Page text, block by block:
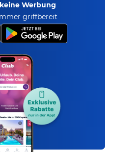
keine Werbung
griffbereit